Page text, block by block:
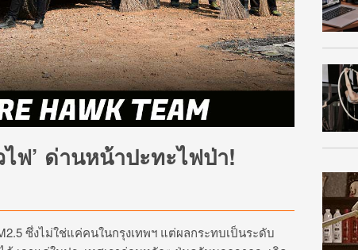
ฟ’ ด่านหน้าปะทะไฟป่า!
ซึ่งไม่ใช่แค่คนในกรุงเทพฯ แต่ผลกระทบเป็นระดับ